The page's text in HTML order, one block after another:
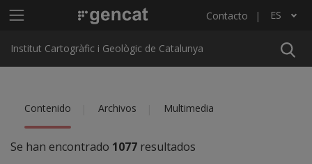
Menú principal ICGC Contacto ES
Lista adicional de acciones
Institut Cartogràfic i Geològic de Catalunya
Contenido Archivos Multimedia
Se han encontrado 1077 resultados